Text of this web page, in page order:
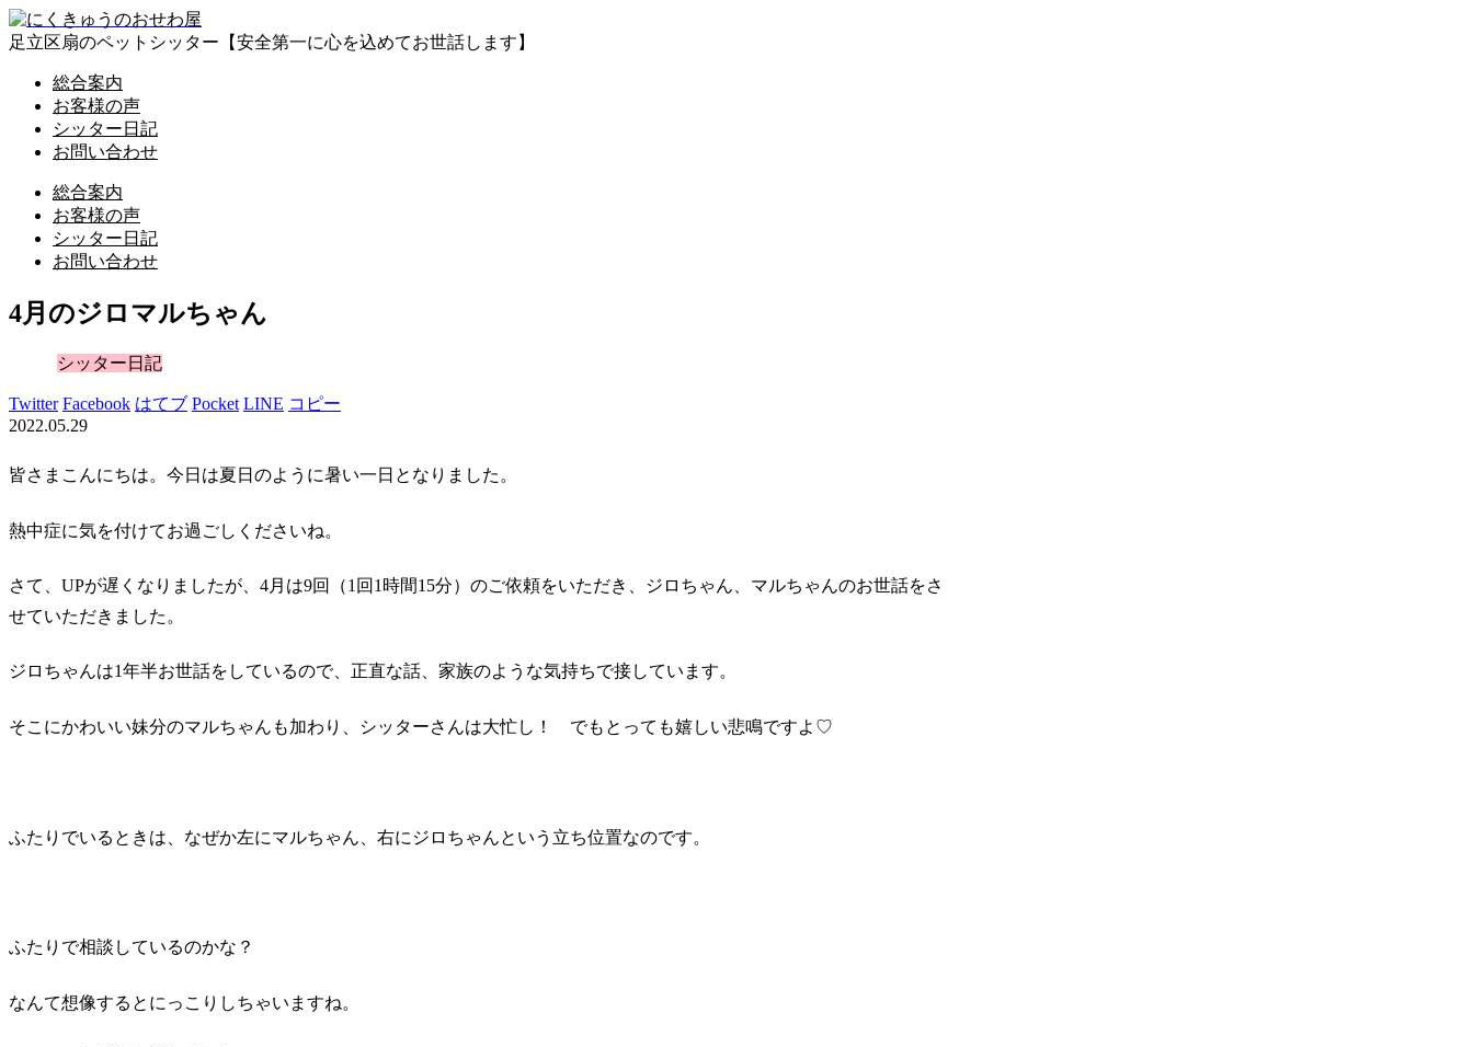
足立区扇のペットシッター【安全第一に心を込めてお世話します】
総合案内
お客様の声
シッター日記
お問い合わせ
総合案内
お客様の声
シッター日記
お問い合わせ
4月のジロマルちゃん
シッター日記
Twitter Facebook はてブ Pocket LINE コピー
2022.05.29
皆さまこんにちは。今日は夏日のように暑い一日となりました。
熱中症に気を付けてお過ごしくださいね。
さて、UPが遅くなりましたが、4月は9回（1回1時間15分）のご依頼をいただき、ジロちゃん、マルちゃんのお世話をさ
せていただきました。
ジロちゃんは1年半お世話をしているので、正直な話、家族のような気持ちで接しています。
そこにかわいい妹分のマルちゃんも加わり、シッターさんは大忙し！ でもとっても嬉しい悲鳴ですよ♡
ふたりでいるときは、なぜか左にマルちゃん、右にジロちゃんという立ち位置なのです。
ふたりで相談しているのかな？
なんて想像するとにっこりしちゃいますね。